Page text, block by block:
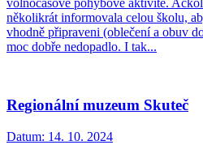
několikrát informovala celou školu,
vhodně připraveni (oblečení a obuv
moc dobře nedopadlo. I tak...
Regionální muzeum Skuteč
Datum: 14. 10. 2024